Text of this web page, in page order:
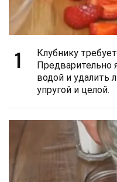
1
Клубнику
Предварительно
водой и удалить
упругой и целой.